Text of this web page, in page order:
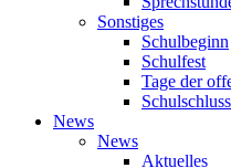
Sonstiges
Schulbeginn
Schulfest
Tage der
Schulschluss
News
News
Aktuelles